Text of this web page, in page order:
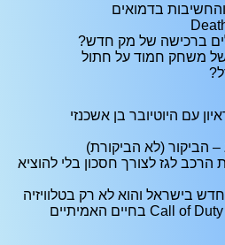
ברכישה של מק חדש?
משחק חמוד על חתול
עם היוטיובר בן אשכנזי
– הביקור (לא הביקורת)
הרכב לגז לצורך חסכון בלי להוציא
חדש בישראל והוא לא רק בטלוויזיה